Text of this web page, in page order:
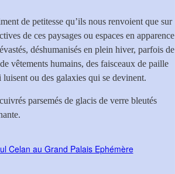
de petitesse qu’ils nous renvoient que sur
de ces paysages ou espaces en apparence
déshumanisés en plein hiver, parfois de
vêtements humains, des faisceaux de paille
ou des galaxies qui se devinent.
parsemés de glacis de verre bleutés